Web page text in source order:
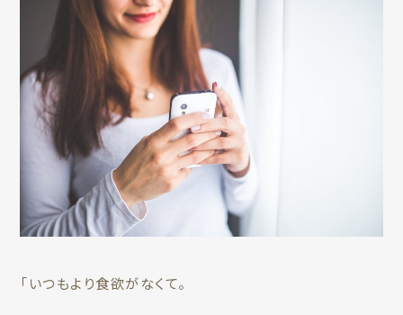
「いつもより食欲がなくて。